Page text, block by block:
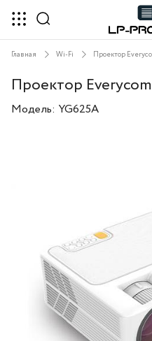
Главная Wi-Fi Проектор
Проектор
Модель: YG625A